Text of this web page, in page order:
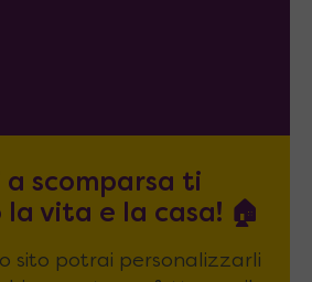
a scomparsa ti
la vita e la casa! 🏠
sito potrai personalizzarli